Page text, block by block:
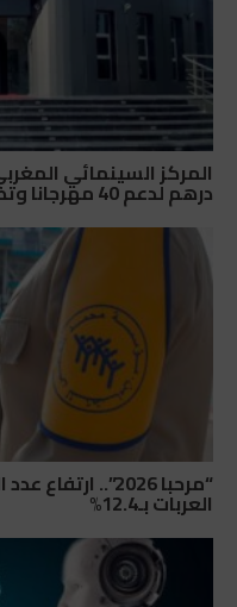
درهم لدعم 40 مهرجانا وتظاهرة سينمائية
“مرحبا 2026”..
العربات بـ12.4%